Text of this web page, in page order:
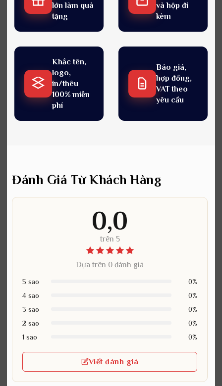
lớn làm quà
tặng
và hộp đi
kèm
Khắc tên,
logo,
in/thêu
100% miễn
phí
Báo giá,
hợp đồng,
VAT theo
yêu cầu
Đánh Giá Từ Khách Hàng
0,0
trên 5
Dựa trên 0 đánh giá
5 sao
0%
4 sao
0%
3 sao
0%
2 sao
0%
1 sao
0%
Viết đánh giá